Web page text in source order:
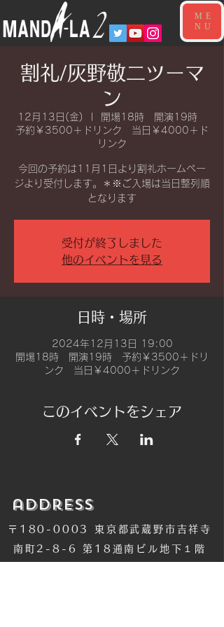
ME
NU
割礼/灰野敬二ツーマ
ン
12月13日(金)
開場18時 開演19時
予約￥3500＋ドリンク 当日￥4000＋ド
リンク
今回の予約は11月1日より割礼ホームペー
ジより受付します。＊※ご入場は当日整列順
となります
受付が終了しました
他のイベントを見る
日時・場所
2024年12月13日 19:00
開場18時 開演19時 予約￥3500＋ドリ
ンク 当日￥4000＋ドリンク
このイベントをシェア
​address
〒180-0003 東京都武蔵野市吉祥寺
南町2-8-6 第18通南ビル地下１階